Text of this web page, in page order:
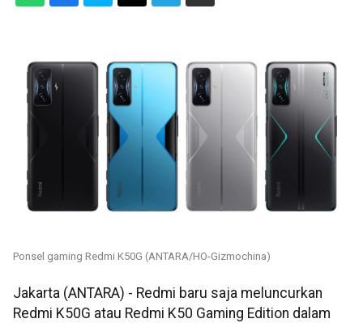
Ponsel gaming Redmi K50G (ANTARA/HO-Gizmochina)
Jakarta (ANTARA) - Redmi baru saja meluncurkan
Redmi K50G atau Redmi K50 Gaming Edition dalam